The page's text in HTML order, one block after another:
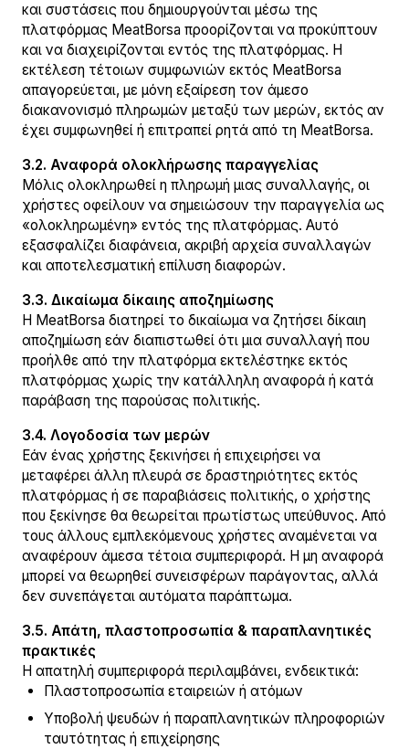
και συστάσεις που δημιουργούνται μέσω της
πλατφόρμας MeatBorsa προορίζονται να προκύπτουν
και να διαχειρίζονται εντός της πλατφόρμας. Η
εκτέλεση τέτοιων συμφωνιών εκτός MeatBorsa
απαγορεύεται, με μόνη εξαίρεση τον άμεσο
διακανονισμό πληρωμών μεταξύ των μερών, εκτός αν
έχει συμφωνηθεί ή επιτραπεί ρητά από τη MeatBorsa.
3.2. Αναφορά ολοκλήρωσης παραγγελίας
Μόλις ολοκληρωθεί η πληρωμή μιας συναλλαγής, οι
χρήστες οφείλουν να σημειώσουν την παραγγελία ως
«ολοκληρωμένη» εντός της πλατφόρμας. Αυτό
εξασφαλίζει διαφάνεια, ακριβή αρχεία συναλλαγών
και αποτελεσματική επίλυση διαφορών.
3.3. Δικαίωμα δίκαιης αποζημίωσης
Η MeatBorsa διατηρεί το δικαίωμα να ζητήσει δίκαιη
αποζημίωση εάν διαπιστωθεί ότι μια συναλλαγή που
προήλθε από την πλατφόρμα εκτελέστηκε εκτός
πλατφόρμας χωρίς την κατάλληλη αναφορά ή κατά
παράβαση της παρούσας πολιτικής.
3.4. Λογοδοσία των μερών
Εάν ένας χρήστης ξεκινήσει ή επιχειρήσει να
μεταφέρει άλλη πλευρά σε δραστηριότητες εκτός
πλατφόρμας ή σε παραβιάσεις πολιτικής, ο χρήστης
που ξεκίνησε θα θεωρείται πρωτίστως υπεύθυνος. Από
τους άλλους εμπλεκόμενους χρήστες αναμένεται να
αναφέρουν άμεσα τέτοια συμπεριφορά. Η μη αναφορά
μπορεί να θεωρηθεί συνεισφέρων παράγοντας, αλλά
δεν συνεπάγεται αυτόματα παράπτωμα.
3.5. Απάτη, πλαστοπροσωπία & παραπλανητικές
πρακτικές
Η απατηλή συμπεριφορά περιλαμβάνει, ενδεικτικά:
Πλαστοπροσωπία εταιρειών ή ατόμων
Υποβολή ψευδών ή παραπλανητικών πληροφοριών
ταυτότητας ή επιχείρησης